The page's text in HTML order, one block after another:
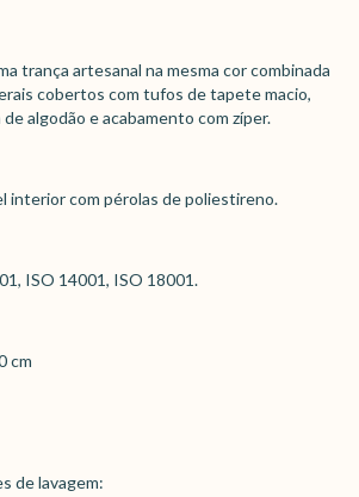
trança artesanal na mesma cor combinada
cobertos com tufos de tapete macio,
algodão e acabamento com zíper.
interior com pérolas de poliestireno.
ISO 14001, ISO 18001.
cm
de lavagem: